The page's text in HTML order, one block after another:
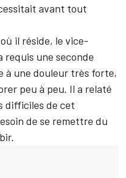
avant tout
il réside, le vice-
requis une seconde
à une douleur très forte,
peu à peu. Il a relaté
difficiles de cet
de se remettre du